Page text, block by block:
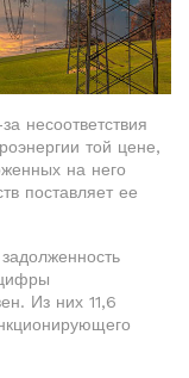
несоответствия
той цене,
на него
поставляет ее
Из них 11,6